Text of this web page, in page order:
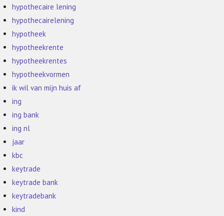
hypothecaire lening
hypothecairelening
hypotheek
hypotheekrente
hypotheekrentes
hypotheekvormen
ik wil van mijn huis af
ing
ing bank
ing nl
jaar
kbc
keytrade
keytrade bank
keytradebank
kind